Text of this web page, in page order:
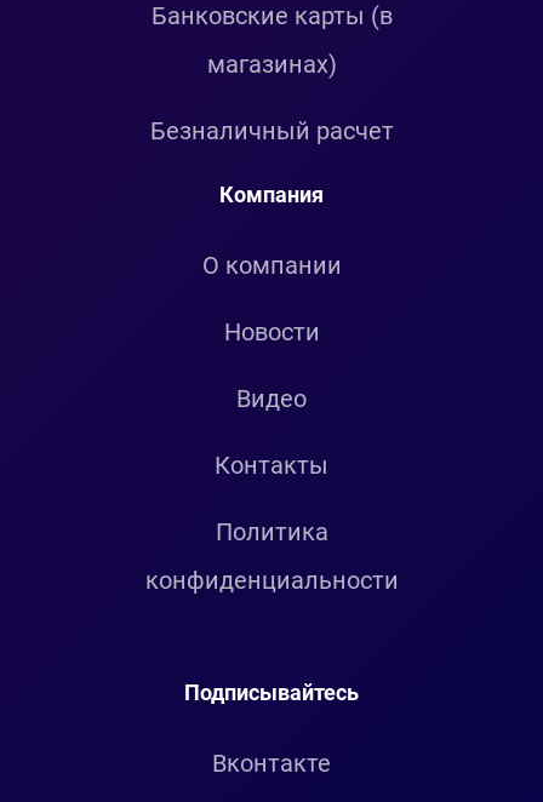
Банковские карты (в
магазинах)
Безналичный расчет
Компания
О компании
Новости
Видео
Контакты
Политика
конфиденциальности
Подписывайтесь
Вконтакте